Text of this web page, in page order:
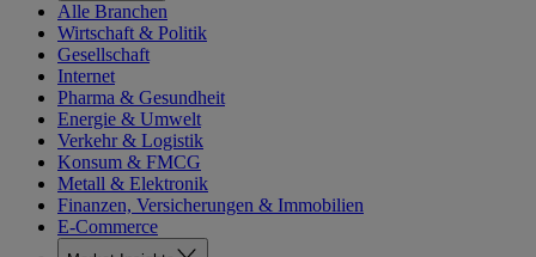
Alle Branchen
Wirtschaft & Politik
Gesellschaft
Internet
Pharma & Gesundheit
Energie & Umwelt
Verkehr & Logistik
Konsum & FMCG
Metall & Elektronik
Finanzen, Versicherungen & Immobilien
E-Commerce